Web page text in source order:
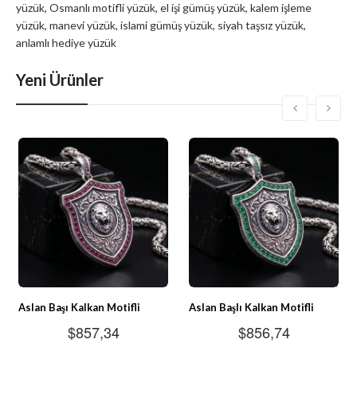
yüzük, Osmanlı motifli yüzük, el işi gümüş yüzük, kalem işleme
yüzük, manevi yüzük, islami gümüş yüzük, siyah taşsız yüzük,
anlamlı hediye yüzük
Yeni Ürünler
Aslan Başı Kalkan Motifli
Kırmızı Taşlı 925 Ayar Gümüş
Erkek Kolye$857,34
Aslan Başlı Kalkan Motifli
Zümrüt Taşlı 925 Ayar Erkek
Gümüş Kolye$856,74